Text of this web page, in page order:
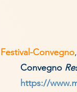
Festival-Convegno,
Convegno
https://